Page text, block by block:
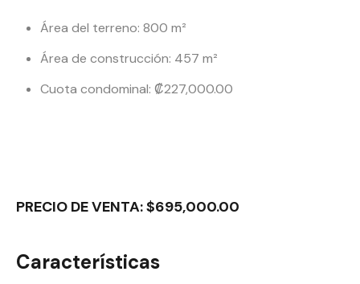
Área del terreno: 800 m²
Área de construcción: 457 m²
Cuota condominal: ₡227,000.00
PRECIO DE VENTA: $695,000.00
Características